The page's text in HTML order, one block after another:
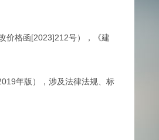
价格函[2023]212号），《建
年版），涉及法律法规、标